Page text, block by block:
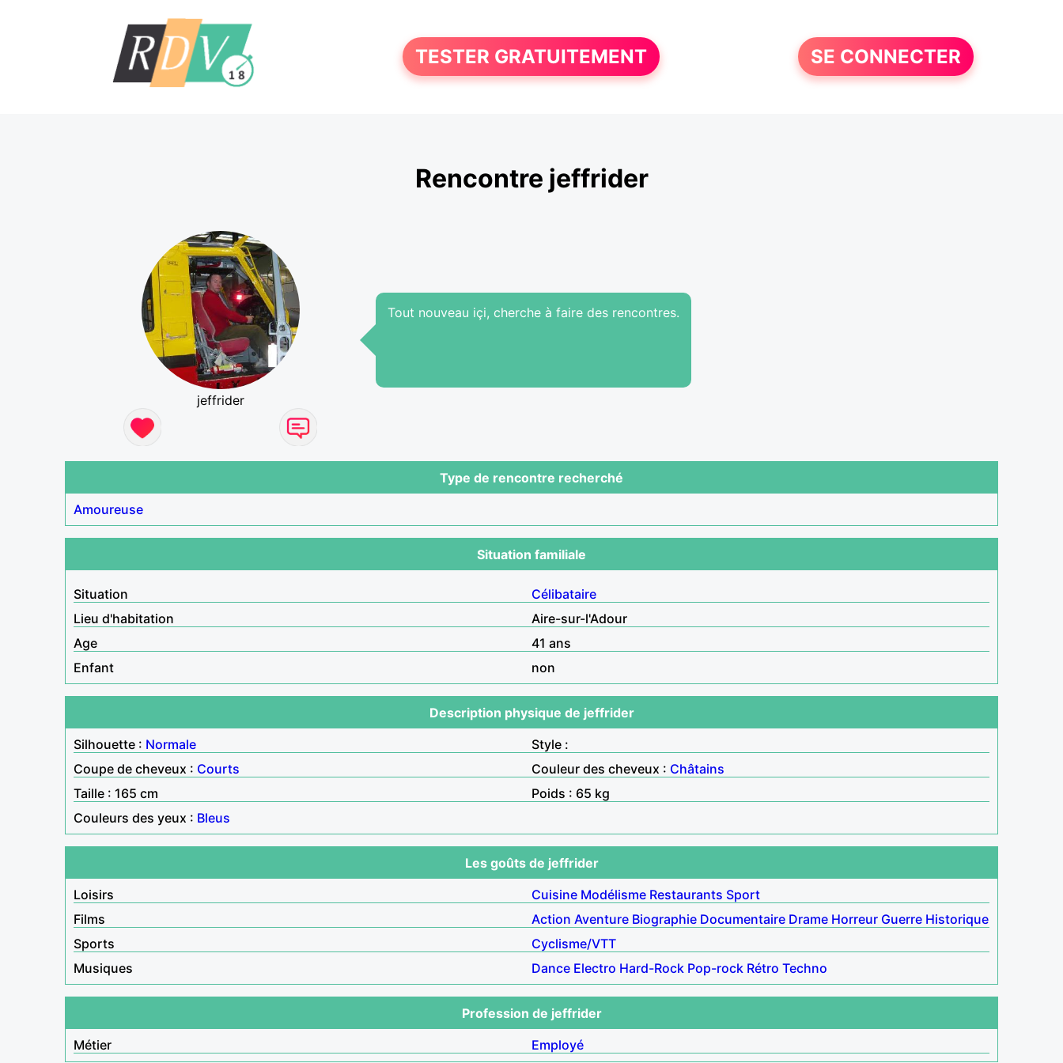
TESTER GRATUITEMENT SE CONNECTER
Rencontre jeffrider
jeffrider
Tout nouveau içi, cherche à faire des rencontres.
Type de rencontre recherché
Amoureuse
Situation familiale
Situation
Célibataire
Lieu d'habitation
Aire-sur-l'Adour
Age
41 ans
Enfant
non
Description physique de jeffrider
Silhouette : Normale
Style :
Coupe de cheveux : Courts Couleur des cheveux : Châtains
Taille : 165 cm
Poids : 65 kg
Couleurs des yeux : Bleus
Les goûts de jeffrider
Loisirs
Cuisine Modélisme Restaurants Sport
Films
Action Aventure Biographie Documentaire Drame Horreur Guerre Historique
Sports
Cyclisme/VTT
Musiques
Dance Electro Hard-Rock Pop-rock Rétro Techno
Profession de jeffrider
Métier
Employé